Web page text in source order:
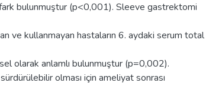
bulunmuştur (p<0,001). Sleeve gastrektomi
ve kullanmayan hastaların 6. aydaki serum total
olarak anlamlı bulunmuştur (p=0,002).
olması için ameliyat sonrası